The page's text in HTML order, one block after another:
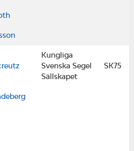
Kungliga
Svenska Segel
Sällskapet
SK75